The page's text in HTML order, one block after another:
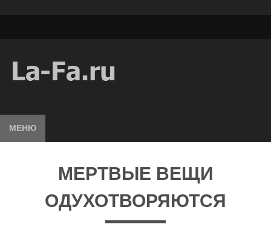
МЕНЮ
МЕРТВЫЕ ВЕЩИ
ОДУХОТВОРЯЮТСЯ